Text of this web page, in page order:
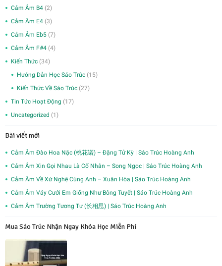
Cảm Âm B4 (2)
Cảm Âm E4 (3)
Cảm Âm Eb5 (7)
Cảm Âm F#4 (4)
Kiến Thức (34)
Hướng Dẫn Học Sáo Trúc (15)
Kiến Thức Về Sáo Trúc (27)
Tin Tức Hoạt Động (17)
Uncategorized (1)
Bài viết mới
Cảm Âm Đào Hoa Nặc (桃花诺) – Đặng Tử Kỳ | Sáo Trúc Hoàng Anh
Cảm Âm Xin Gọi Nhau Là Cố Nhân – Song Ngọc | Sáo Trúc Hoàng Anh
Cảm Âm Về Xứ Nghệ Cùng Anh – Xuân Hòa | Sáo Trúc Hoàng Anh
Cảm Âm Váy Cưới Em Giống Như Bông Tuyết | Sáo Trúc Hoàng Anh
Cảm Âm Trường Tương Tư (长相思) | Sáo Trúc Hoàng Anh
Mua Sáo Trúc Nhận Ngay Khóa Học Miễn Phí